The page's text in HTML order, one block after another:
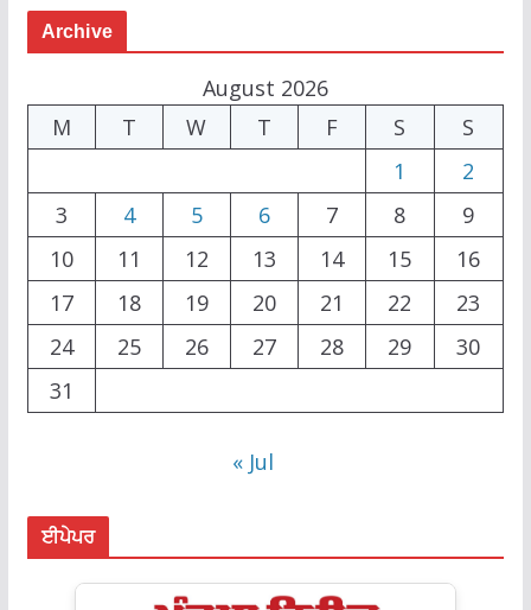
Archive
August 2026
M
T W T F S
S
1
2
3
4 5 6 7 8
9
10
11 12 13 14 15
16
17
18 19 20 21 22
23
24
25 26 27 28 29
30
31
« Jul
ਈਪੇਪਰ